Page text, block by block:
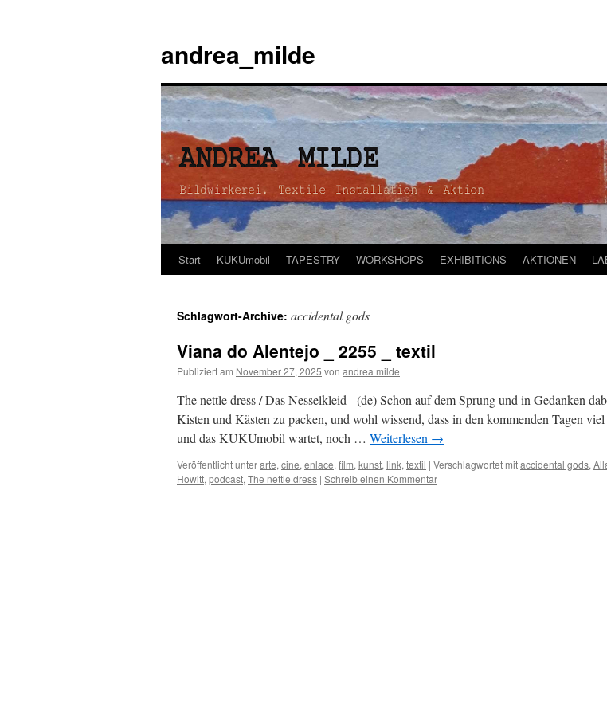
andrea_milde
Zum
springen
Start KUKUmobil TAPESTRY WORKSHOPS EXHIBITIONS AKTIONEN
Schlagwort-Archive: accidental gods
Viana do Alentejo _ 2255 _ textil
Publiziert am November 27, 2025 von andrea milde
The nettle dress / Das Nesselkleid (de) Schon auf dem Sprung und in Gedanken
Kisten und Kästen zu packen, und wohl wissend, dass in den kommenden Tagen
und das KUKUmobil wartet, noch … Weiterlesen →
Veröffentlicht unterarte, cine, enlace, film, kunst, link, textil | Verschlagwortet mitaccidental gods,
Howitt, podcast, The nettle dress | Schreib einen Kommentar